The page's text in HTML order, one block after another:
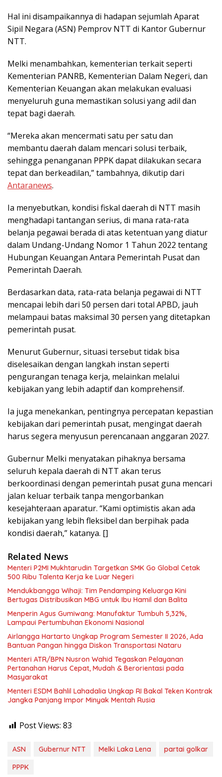
Hal ini disampaikannya di hadapan sejumlah Aparat
Sipil Negara (ASN) Pemprov NTT di Kantor Gubernur
NTT.
Melki menambahkan, kementerian terkait seperti
Kementerian PANRB, Kementerian Dalam Negeri, dan
Kementerian Keuangan akan melakukan evaluasi
menyeluruh guna memastikan solusi yang adil dan
tepat bagi daerah.
“Mereka akan mencermati satu per satu dan
membantu daerah dalam mencari solusi terbaik,
sehingga penanganan PPPK dapat dilakukan secara
tepat dan berkeadilan,” tambahnya, dikutip dari
Antaranews.
Ia menyebutkan, kondisi fiskal daerah di NTT masih
menghadapi tantangan serius, di mana rata-rata
belanja pegawai berada di atas ketentuan yang diatur
dalam Undang-Undang Nomor 1 Tahun 2022 tentang
Hubungan Keuangan Antara Pemerintah Pusat dan
Pemerintah Daerah.
Berdasarkan data, rata-rata belanja pegawai di NTT
mencapai lebih dari 50 persen dari total APBD, jauh
melampaui batas maksimal 30 persen yang ditetapkan
pemerintah pusat.
Menurut Gubernur, situasi tersebut tidak bisa
diselesaikan dengan langkah instan seperti
pengurangan tenaga kerja, melainkan melalui
kebijakan yang lebih adaptif dan komprehensif.
Ia juga menekankan, pentingnya percepatan kepastian
kebijakan dari pemerintah pusat, mengingat daerah
harus segera menyusun perencanaan anggaran 2027.
Gubernur Melki menyatakan pihaknya bersama
seluruh kepala daerah di NTT akan terus
berkoordinasi dengan pemerintah pusat guna mencari
jalan keluar terbaik tanpa mengorbankan
kesejahteraan aparatur. “Kami optimistis akan ada
kebijakan yang lebih fleksibel dan berpihak pada
kondisi daerah,” katanya. []
Related News
Menteri P2MI Mukhtarudin Targetkan SMK Go Global Cetak
500 Ribu Talenta Kerja ke Luar Negeri
Mendukbangga Wihaji: Tim Pendamping Keluarga Kini
Bertugas Distribusikan MBG untuk Ibu Hamil dan Balita
Menperin Agus Gumiwang: Manufaktur Tumbuh 5,32%,
Lampaui Pertumbuhan Ekonomi Nasional
Airlangga Hartarto Ungkap Program Semester II 2026, Ada
Bantuan Pangan hingga Diskon Transportasi Nataru
Menteri ATR/BPN Nusron Wahid Tegaskan Pelayanan
Pertanahan Harus Cepat, Mudah & Berorientasi pada
Masyarakat
Menteri ESDM Bahlil Lahadalia Ungkap RI Bakal Teken Kontrak
Jangka Panjang Impor Minyak Mentah Rusia
Post Views: 83
ASN Gubernur NTT Melki Laka Lena
partai golkar
PPPK